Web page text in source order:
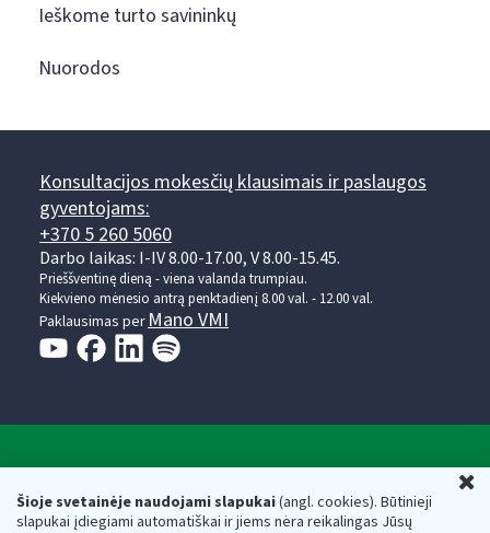
Šioje svetainėje naudojami slapukai(angl. cookies). Būtinieji
slapukai įdiegiami automatiškai ir jiems nėra reikalingas Jūsų
Ieškome turto savininkų
Nuorodos
Konsultacijos mokesčių klausimais ir paslaugos
gyventojams:
+370 5 260 5060
Darbo laikas: I-IV 8.00-17.00, V 8.00-15.45.
Prieššventinę dieną - viena valanda trumpiau.
Kiekvieno mėnesio antrą penktadienį 8.00 val. - 12.00 val.
Paklausimas per Mano VMI
Respublikos finansų ministerijos